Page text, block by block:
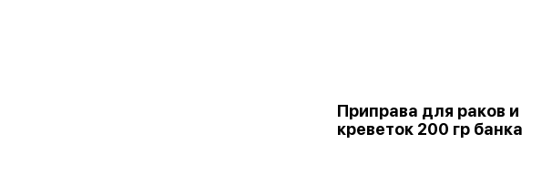
Приправа для раков и
креветок 200 гр банка